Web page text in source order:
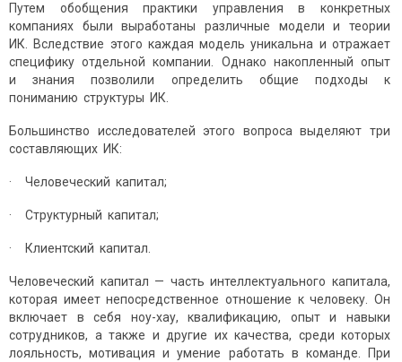
Путем обобщения практики управления в конкретных
компаниях были выработаны различные модели и теории
ИК. Вследствие этого каждая модель уникальна и отражает
специфику отдельной компании. Однако накопленный опыт
и знания позволили определить общие подходы к
пониманию структуры ИК.
Большинство исследователей этого вопроса выделяют три
составляющих ИК:
· Человеческий капитал;
· Структурный капитал;
· Клиентский капитал.
Человеческий капитал — часть интеллектуального капитала,
которая имеет непосредственное отношение к человеку. Он
включает в себя ноу-хау, квалификацию, опыт и навыки
сотрудников, а также и другие их качества, среди которых
лояльность, мотивация и умение работать в команде. При